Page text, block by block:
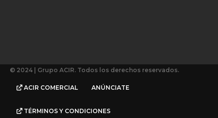
© 2024 | Grupo ACIR. Todos los derechos reservados.
ACIR COMERCIAL ANÚNCIATE
TÉRMINOS Y CONDICIONES